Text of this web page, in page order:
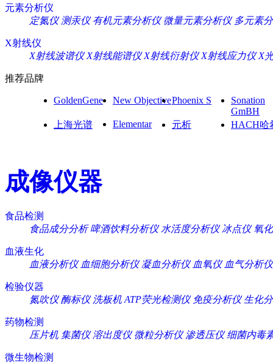
元素分析仪
定氮仪 测汞仪 有机元素分析仪 微量元素分析仪 多元素
X射线仪
X射线波谱仪 X射线能谱仪 X射线衍射仪 X射线应力仪 X
推荐品牌
GoldenGene New ObjectivePhoenix S
Sonation
GmBH
上海光谱
Elementar 元析 HACH哈
成像仪器
食品检测
食品成分分析 啤酒饮料分析仪 水活度分析仪 冰点仪 氧
血液生化
血液分析仪 血细胞分析仪 凝血分析仪 血氧仪 血气分析仪
检验仪器
氮吹仪 酶标仪 洗板机 ATP荧光检测仪 免疫分析仪 生化
药物检测
压片机 集菌仪 溶出度仪 微粒分析仪 渗透压仪 细菌内毒
微生物检测